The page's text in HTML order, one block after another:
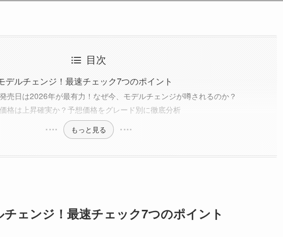
目次
デルチェンジ！最速チェック7つのポイント
売日は2026年が最有力！なぜ今、モデルチェンジが噂されるのか？
格は上昇確実か？予想価格をグレード別に徹底分析
もっと見る
ェンジ！最速チェック7つのポイント